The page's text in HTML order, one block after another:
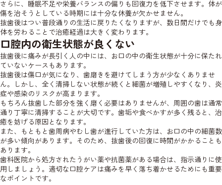
さらに、睡眠不足や栄養バランスの偏りも回復力を低下させます。体が
傷を治そうとしている時期には十分な休養が欠かせません。
抜歯後はつい普段通りの生活に戻りたくなりますが、数日間だけでも身
体を労わることで治癒経過は大きく変わります。
口腔内の衛生状態が良くない
抜歯後に痛みが長引く人の中には、お口の中の衛生状態が十分に保たれ
ていないケースもあります。
抜歯後は傷口が気になり、歯磨きを避けてしまう方が少なくありませ
ん。しかし、全く清掃しない状態が続くと細菌が増殖しやすくなり、炎
症や感染のリスクが高まります。
もちろん抜歯した部分を強く磨く必要はありませんが、周囲の歯は通常
通り丁寧に清掃することが大切です。歯垢や食べかすが多く残ると、治
癒を妨げる原因となります。
また、もともと歯周病やむし歯が進行していた方は、お口の中の細菌数
が多い傾向があります。そのため、抜歯後の回復に時間がかかることも
あります。
歯科医院から処方されたうがい薬や抗菌薬がある場合は、指示通りに使
用しましょう。適切な口腔ケアは痛みを早く落ち着かせるためにも重要
なポイントです。